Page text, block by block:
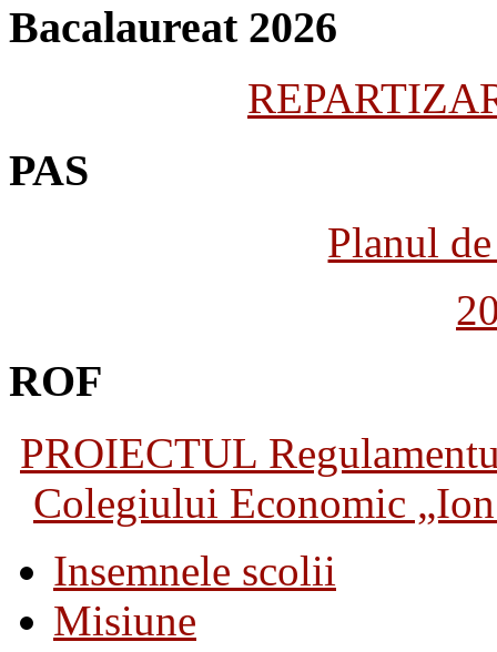
Bacalaureat 2026
PAS
Planul
ROF
PROIECTUL
Colegiului Economic
Insemnele scolii
Misiune